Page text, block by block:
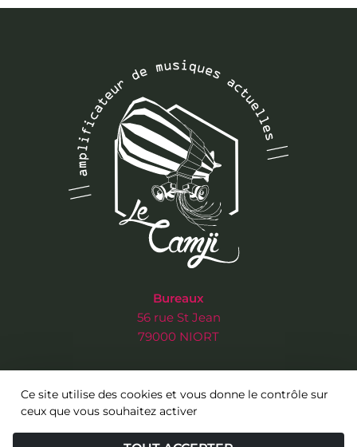
Bureaux
56 rue St Jean
79000 NIORT
3 rue de l’Ancien Musée
79000 NIORT
Ce site utilise des cookies et vous donne le contrôle sur
ceux que vous souhaitez activer